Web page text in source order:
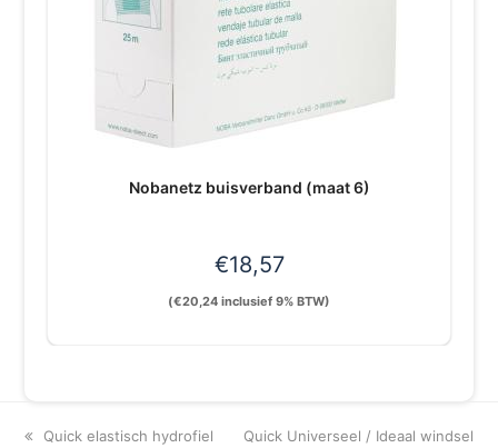
Nobanetz buisverband (maat 6)
€18,57
(€20,24 inclusief 9% BTW)
previous
Quick elastisch hydrofiel
next
Quick Universeel / Ideaal windsel